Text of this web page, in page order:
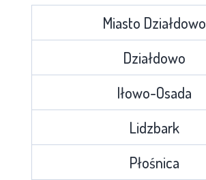
Miasto Działdowo
Działdowo
Iłowo-Osada
Lidzbark
Płośnica